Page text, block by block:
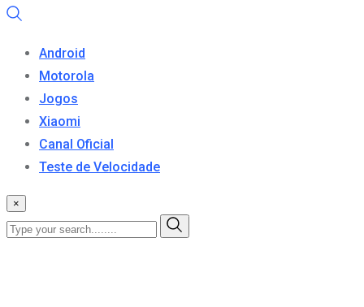
Android
Motorola
Jogos
Xiaomi
Canal Oficial
Teste de Velocidade
×